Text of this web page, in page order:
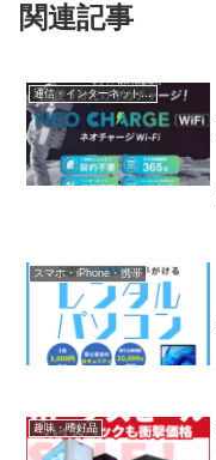
関連記事
通信・インターネット・電話
スマホ・iPhone・携帯
趣味・嗜好品